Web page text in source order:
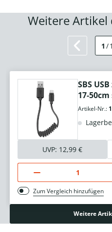
Weitere Artikel
1 /
SBS
17-
Artikel-Nr.:
UVP: 12,99 €
Zum Vergleich hinzufügen
Weitere